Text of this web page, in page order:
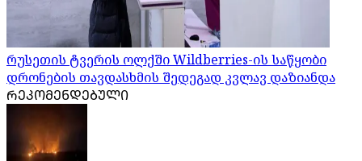
რუსეთის ტვერის ოლქში Wildberries-ის საწყობი
დრონების თავდასხმის შედეგად კვლავ დაზიანდა
ᲠᲔᲙᲝᲛᲔᲜᲓᲔᲑᲣᲚᲘ